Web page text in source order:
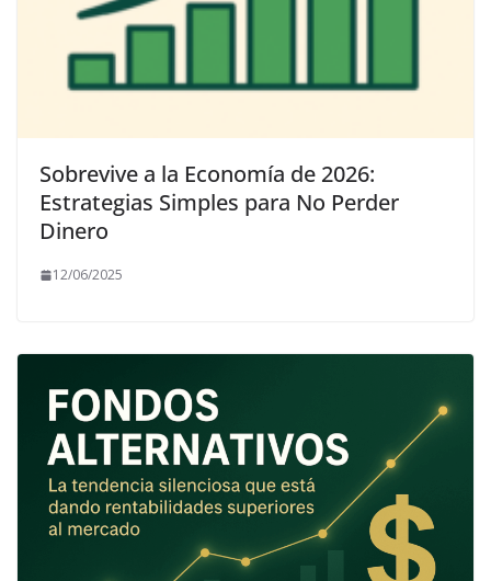
Sobrevive a la Economía de 2026:
Estrategias Simples para No Perder
Dinero
12/06/2025